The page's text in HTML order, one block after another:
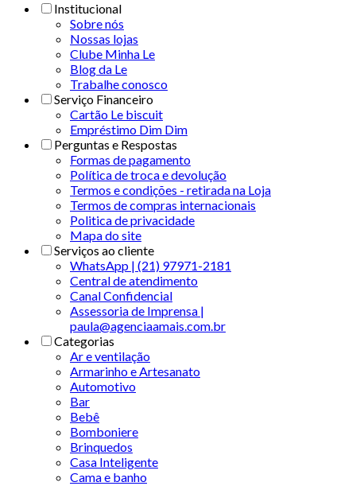
Institucional
Sobre nós
Nossas lojas
Clube Minha Le
Blog da Le
Trabalhe conosco
Serviço Financeiro
Cartão Le biscuit
Empréstimo Dim Dim
Perguntas e Respostas
Formas de pagamento
Política de troca e devolução
Termos e condições - retirada na Loja
Termos de compras internacionais
Politica de privacidade
Mapa do site
Serviços ao cliente
WhatsApp | (21) 97971-2181
Central de atendimento
Canal Confidencial
Assessoria de Imprensa |
paula@agenciaamais.com.br
Categorias
Ar e ventilação
Armarinho e Artesanato
Automotivo
Bar
Bebê
Bomboniere
Brinquedos
Casa Inteligente
Cama e banho